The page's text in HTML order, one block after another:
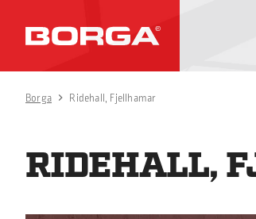
Borga Ridehall, Fjellhamar
RIDEHALL,